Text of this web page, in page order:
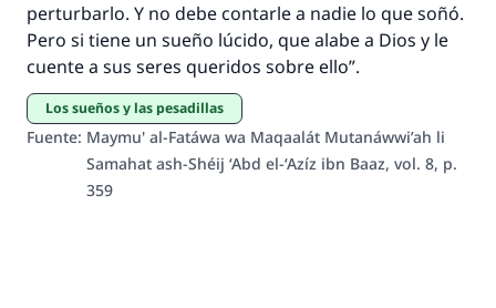
perturbarlo. Y no debe contarle a nadie lo que soñó.
Pero si tiene un sueño lúcido, que alabe a Dios y le
cuente a sus seres queridos sobre ello”.
Los sueños y las pesadillas
Fuente: Maymu' al-Fatáwa wa Maqaalát Mutanáwwi’ah li
Samahat ash-Shéij ‘Abd el-‘Azíz ibn Baaz, vol. 8, p.
359
Contribuir